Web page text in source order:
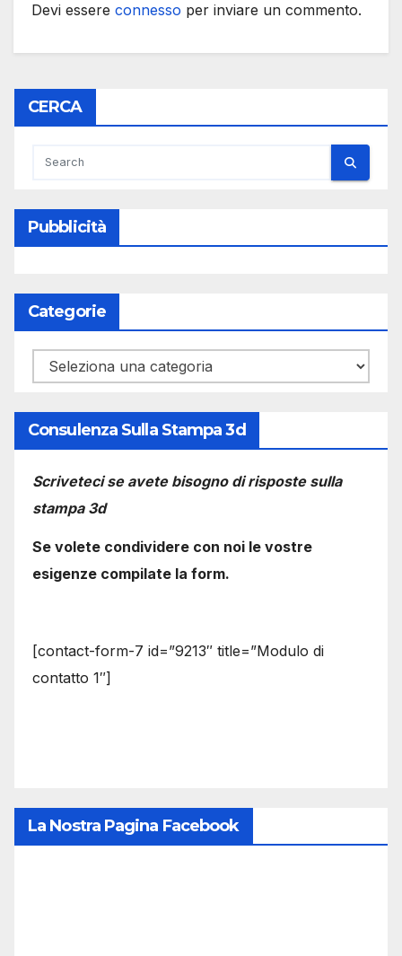
Devi essere connesso per inviare un commento.
CERCA
Pubblicità
Categorie
Categorie
Consulenza Sulla Stampa 3d
Scriveteci se avete bisogno di risposte sulla
stampa 3d
Se volete condividere con noi le vostre
esigenze compilate la form.
[contact-form-7 id=”9213″ title=”Modulo di
contatto 1″]
La Nostra Pagina Facebook